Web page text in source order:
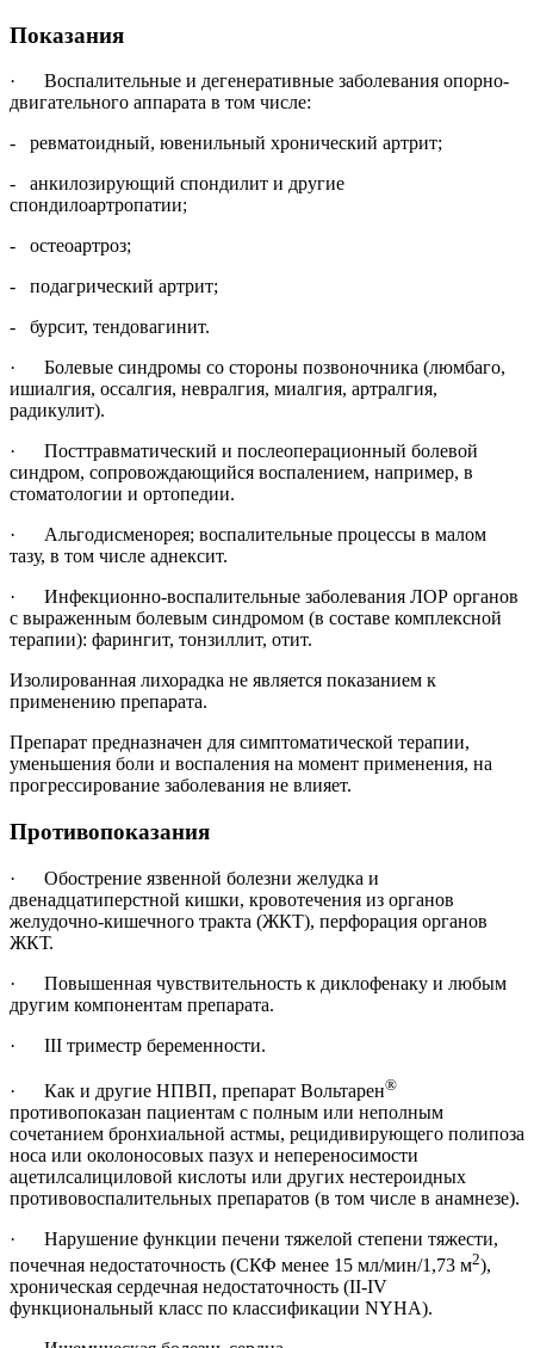
Показания
· Воспалительные и дегенеративные заболевания опорно-
двигательного аппарата в том числе:
- ревматоидный, ювенильный хронический артрит;
- анкилозирующий спондилит и другие
спондилоартропатии;
- остеоартроз;
- подагрический артрит;
- бурсит, тендовагинит.
· Болевые синдромы со стороны позвоночника (люмбаго,
ишиалгия, оссалгия, невралгия, миалгия, артралгия,
радикулит).
· Посттравматический и послеоперационный болевой
синдром, сопровождающийся воспалением, например, в
стоматологии и ортопедии.
· Альгодисменорея; воспалительные процессы в малом
тазу, в том числе аднексит.
· Инфекционно-воспалительные заболевания ЛОР органов
с выраженным болевым синдромом (в составе комплексной
терапии): фарингит, тонзиллит, отит.
Изолированная лихорадка не является показанием к
применению препарата.
Препарат предназначен для симптоматической терапии,
уменьшения боли и воспаления на момент применения, на
прогрессирование заболевания не влияет.
Противопоказания
· Обострение язвенной болезни желудка и
двенадцатиперстной кишки, кровотечения из органов
желудочно-кишечного тракта (ЖКТ), перфорация органов
ЖКТ.
· Повышенная чувствительность к диклофенаку и любым
другим компонентам препарата.
· III триместр беременности.
· Как и другие НПВП, препарат Вольтарен®
противопоказан пациентам с полным или неполным
сочетанием бронхиальной астмы, рецидивирующего полипоза
носа или околоносовых пазух и непереносимости
ацетилсалициловой кислоты или других нестероидных
противовоспалительных препаратов (в том числе в анамнезе).
· Нарушение функции печени тяжелой степени тяжести,
почечная недостаточность (СКФ менее 15 мл/мин/1,73 м2),
хроническая сердечная недостаточность (II-IV
функциональный класс по классификации NYHA).